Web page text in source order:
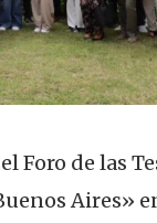
Foro de las
Aires»